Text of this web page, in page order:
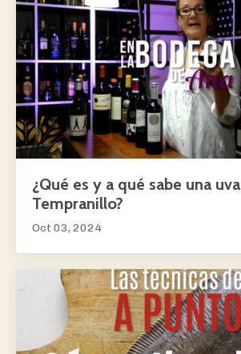
¿Qué es y a qué sabe una uva
Tempranillo?
Oct 03, 2024